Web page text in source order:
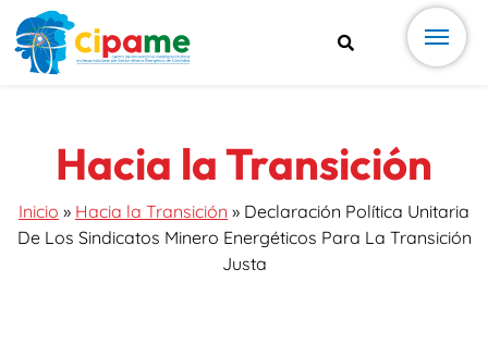
Hacia la Transición
Inicio » Hacia la Transición » Declaración Política Unitaria
De Los Sindicatos Minero Energéticos Para La Transición
Justa